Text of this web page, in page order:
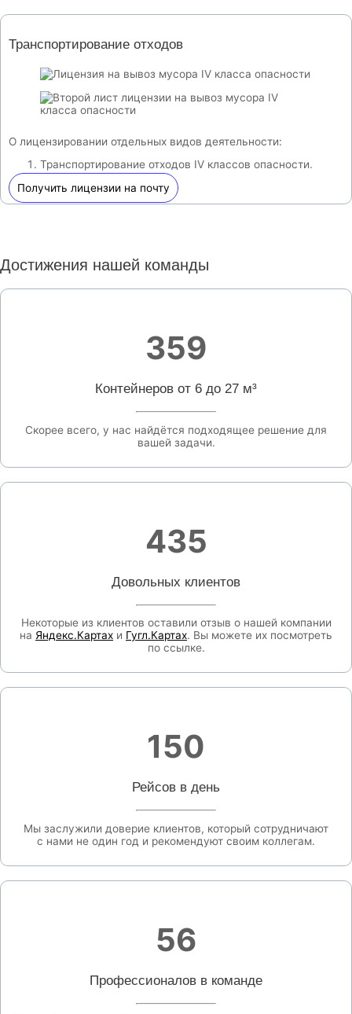
Транспортирование отходов
О лицензировании отдельных видов деятельности:
Транспортирование отходов IV классов опасности.
Получить лицензии на почту
Достижения нашей команды
359
Контейнеров от 6 до 27 м³
Скорее всего, у нас найдётся подходящее решение для
вашей задачи.
435
Довольных клиентов
Некоторые из клиентов оставили отзыв о нашей компании
на Яндекс.Картах и Гугл.Картах. Вы можете их посмотреть
по ссылке.
150
Рейсов в день
Мы заслужили доверие клиентов, который сотрудничают
с нами не один год и рекомендуют своим коллегам.
56
Профессионалов в команде